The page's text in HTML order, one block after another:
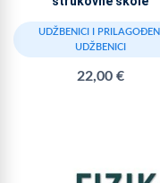
UDŽBENICI I PRILAGOĐENI
UDŽBENICI
22,00 €